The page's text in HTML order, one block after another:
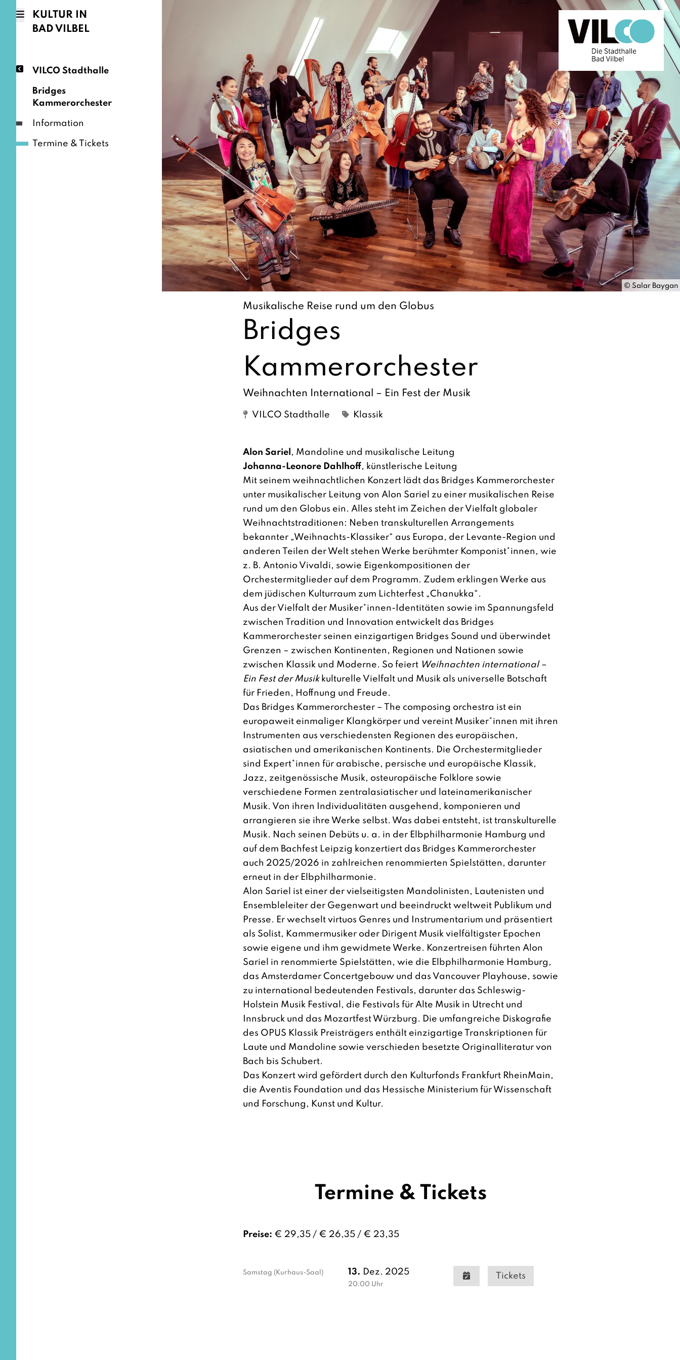
KULTUR IN
BAD VILBEL
VILCO Stadthalle
Bridges
Kammerorchester
Information
Termine & Tickets
© Salar Baygan
Musikalische Reise rund um den Globus
Bridges
Kammerorchester
Weihnachten International – Ein Fest der Musik
VILCO Stadthalle Klassik
Alon Sariel , Mandoline und musikalische Leitung
Johanna-Leonore Dahlhoff, künstlerische Leitung
Mit seinem weihnachtlichen Konzert lädt das Bridges Kammerorchester
unter musikalischer Leitung von Alon Sariel zu einer musikalischen Reise
rund um den Globus ein. Alles steht im Zeichen der Vielfalt globaler
Weihnachtstraditionen: Neben transkulturellen Arrangements
bekannter „Weihnachts-Klassiker“ aus Europa, der Levante-Region und
anderen Teilen der Welt stehen Werke berühmter Komponist*innen, wie
z. B. Antonio Vivaldi, sowie Eigenkompositionen der
Orchestermitglieder auf dem Programm. Zudem erklingen Werke aus
dem jüdischen Kulturraum zum Lichterfest „Chanukka“.
Aus der Vielfalt der Musiker*innen-Identitäten sowie im Spannungsfeld
zwischen Tradition und Innovation entwickelt das Bridges
Kammerorchester seinen einzigartigen Bridges Sound und überwindet
Grenzen – zwischen Kontinenten, Regionen und Nationen sowie
zwischen Klassik und Moderne. So feiert Weihnachten international –
Ein Fest der Musikkulturelle Vielfalt und Musik als universelle Botschaft
für Frieden, Hoffnung und Freude.
Das Bridges Kammerorchester – The composing orchestra ist ein
europaweit einmaliger Klangkörper und vereint Musiker*innen mit ihren
Instrumenten aus verschiedensten Regionen des europäischen,
asiatischen und amerikanischen Kontinents. Die Orchestermitglieder
sind Expert*innen für arabische, persische und europäische Klassik,
Jazz, zeitgenössische Musik, osteuropäische Folklore sowie
verschiedene Formen zentralasiatischer und lateinamerikanischer
Musik. Von ihren Individualitäten ausgehend, komponieren und
arrangieren sie ihre Werke selbst. Was dabei entsteht, ist transkulturelle
Musik. Nach seinen Debüts u. a. in der Elbphilharmonie Hamburg und
auf dem Bachfest Leipzig konzertiert das Bridges Kammerorchester
auch 2025/2026 in zahlreichen renommierten Spielstätten, darunter
erneut in der Elbphilharmonie.
Alon Sariel
ist einer der vielseitigsten Mandolinisten, Lautenisten und
Ensembleleiter der Gegenwart und beeindruckt weltweit Publikum und
Presse. Er wechselt virtuos Genres und Instrumentarium und präsentiert
als Solist, Kammermusiker oder Dirigent Musik vielfältigster Epochen
sowie eigene und ihm gewidmete Werke. Konzertreisen führten Alon
Sariel in renommierte Spielstätten, wie die Elbphilharmonie Hamburg,
das Amsterdamer Concertgebouw und das Vancouver Playhouse, sowie
zu international bedeutenden Festivals, darunter das Schleswig-
Holstein Musik Festival, die Festivals für Alte Musik in Utrecht und
Innsbruck und das Mozartfest Würzburg. Die umfangreiche Diskografie
des OPUS Klassik Preisträgers enthält einzigartige Transkriptionen für
Laute und Mandoline sowie verschieden besetzte Originalliteratur von
Bach bis Schubert.
Das Konzert wird gefördert durch den Kulturfonds Frankfurt RheinMain ,
die Aventis Foundation und das Hessische Ministerium für Wissenschaft
und Forschung, Kunst und Kultur.
Termine & Tickets
Preise: € 29,35 / € 26,35 / € 23,35
Samstag (Kurhaus-Saal) 13. Dez. 2025
20:00 Uhr
Tickets